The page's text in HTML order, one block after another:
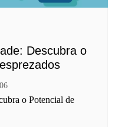
Descubra o
o Potencial de